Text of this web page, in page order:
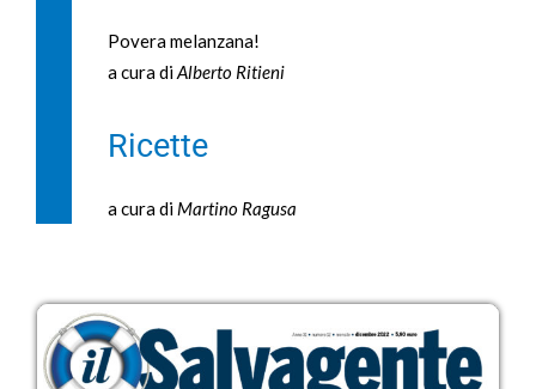
Povera melanzana!
a cura diAlberto Ritieni
Ricette
a cura di Martino Ragusa